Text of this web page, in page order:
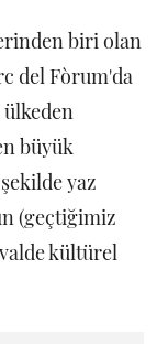
biri olan
del Fòrum'da
ülkeden
büyük
yaz
(geçtiğimiz
kültürel